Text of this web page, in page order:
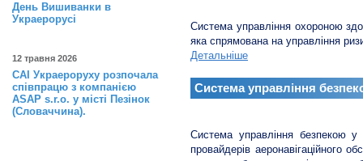
День Вишиванки в
Украерорусі
12 травня 2026
САІ Украероруху розпочала
співпрацю з компанією
ASAP s.r.o. у місті Пезінок
(Словаччина).
Система управління охороною
яка спрямована на управління
Детальніше
Система управління
Система управління безпекою у
провайдерів аеронавігаційного